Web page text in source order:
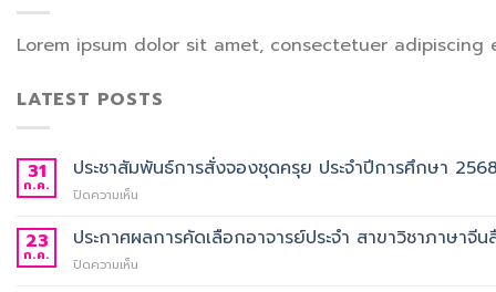
Lorem ipsum dolor sit amet, consectetuer
LATEST POSTS
31
ก.ค.
ประชาสัมพันธ์การสั่งจองชุดครุย ประจำปีการศึกษา
ปิดความเห็น
การ
23
ก.ค.
ประกาศผลการคัดเลือกอาจารย์ประจำ สาขาวิชาภาษา
ปิดความเห็น